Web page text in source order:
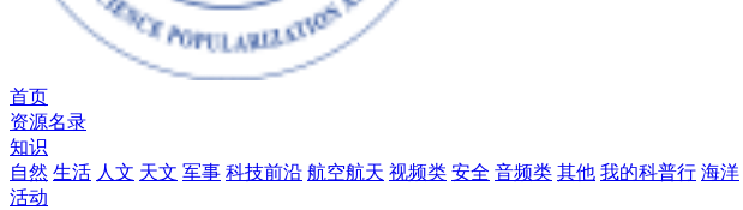
首页
资源名录
知识
自然 生活 人文 天文 军事 科技前沿 航空航天 视频类 安全 音频类 其他 我的科普行 海洋
活动